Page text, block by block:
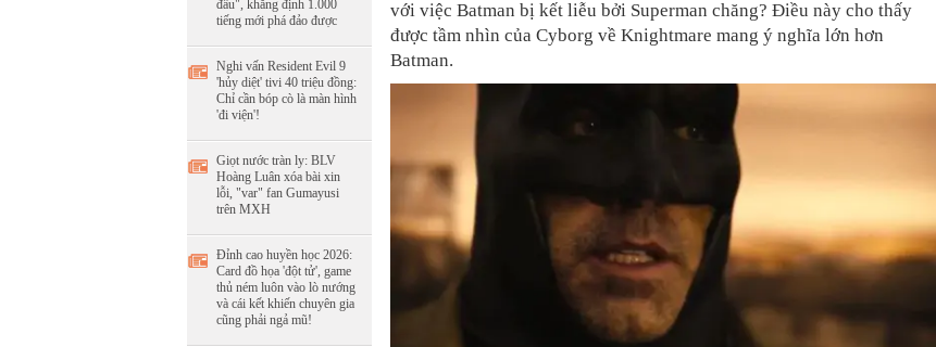
đâu", khẳng định 1.000
tiếng mới phá đảo được
Nghi vấn Resident Evil 9
'hủy diệt' tivi 40 triệu đồng:
Chỉ cần bóp cò là màn hình
'đi viện'!
Giọt nước tràn ly: BLV
Hoàng Luân xóa bài xin
lỗi, "var" fan Gumayusi
trên MXH
Đỉnh cao huyền học 2026:
Card đồ họa 'đột tử', game
thủ ném luôn vào lò nướng
và cái kết khiến chuyên gia
cũng phải ngả mũ!
với việc Batman bị kết liễu bởi Superman chăng? Điều này cho thấy
được tầm nhìn của Cyborg về Knightmare mang ý nghĩa lớn hơn
Batman.